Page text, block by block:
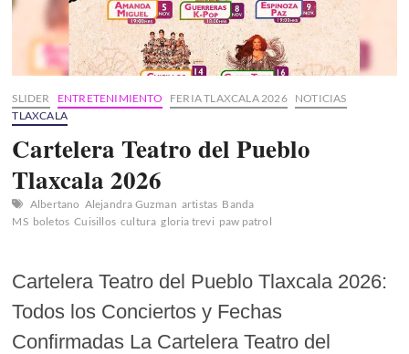
SLIDER ENTRETENIMIENTO FERIA TLAXCALA 2026
NOTICIAS
TLAXCALA
Cartelera Teatro del Pueblo
Tlaxcala 2026
Albertano Alejandra Guzman artistas Banda
MS boletos Cuisillos cultura gloria trevi paw patrol
Cartelera Teatro del Pueblo Tlaxcala 2026:
Todos los Conciertos y Fechas
Confirmadas La Cartelera Teatro del